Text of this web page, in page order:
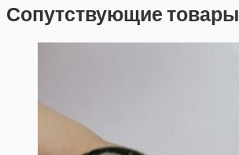
Сопутствующие товары